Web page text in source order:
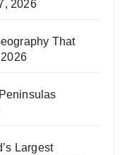
2026
That
Largest